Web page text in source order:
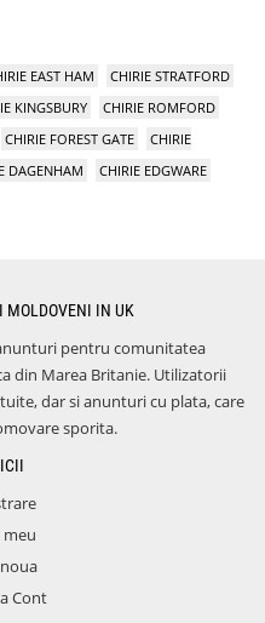
EAST HAM
CHIRIE STRATFORD
KINGSBURY
CHIRIE ROMFORD
CHIRIE FOREST GATE
CHIRIE
DAGENHAM
CHIRIE EDGWARE
MOLDOVENI IN UK
pentru comunitatea
din Marea Britanie. Utilizatorii
dar si anunturi cu plata, care
sporita.
Cont